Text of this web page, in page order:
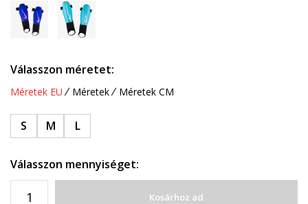
Válasszon méretet:
Méretek EU Méretek Méretek CM
S M L
Válasszon mennyiséget:
Kosárhoz ad